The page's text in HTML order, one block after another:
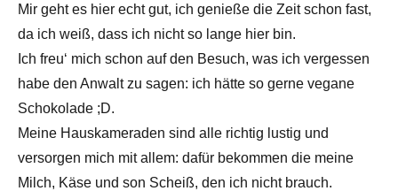
Mir geht es hier echt gut, ich genieße die Zeit schon fast,
da ich weiß, dass ich nicht so lange hier bin.
Ich freu‘ mich schon auf den Besuch, was ich vergessen
habe den Anwalt zu sagen: ich hätte so gerne vegane
Schokolade ;D.
Meine Hauskameraden sind alle richtig lustig und
versorgen mich mit allem: dafür bekommen die meine
Milch, Käse und son Scheiß, den ich nicht brauch.